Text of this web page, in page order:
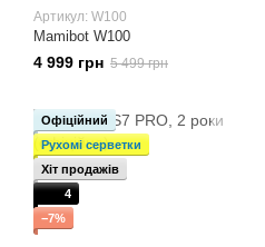
Артикул: W100
Mamibot W100
4 999 грн 5 499 грн
Офіційний
Рухомі серветки
Хіт продажів
4
−7%